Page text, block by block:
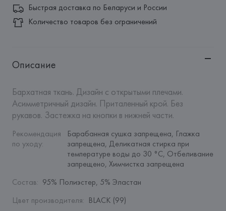
Быстрая доставка по Беларуси и России
Количество товаров без ограничений
Описание
Бархатная ткань. Дизайн с открытыми плечами.
Асимметричный дизайн. Приталенный крой. Без
рукавов. Застежка на кнопки в нижней части.
Рекомендация
по уходу:
Барабанная сушка запрещена, Глажка
запрещена, Деликатная стирка при
температуре воды до 30 °C, Отбеливание
запрещено, Химчистка запрещена
Состав: 95% Полиэстер, 5% Эластан
Цвет производителя: BLACK (99)